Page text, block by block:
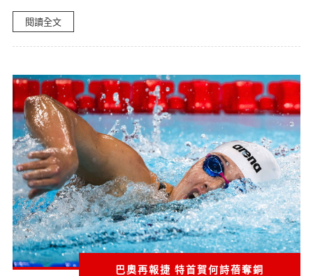
閱讀全文
​巴奧再報捷 特首賀何詩蓓奪銅